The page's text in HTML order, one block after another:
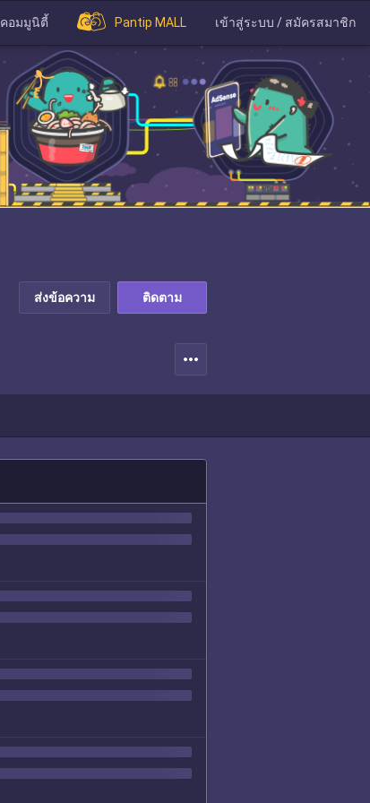
คอมมูนิตี้ Pantip MALL เข้าสู่ระบบ / สมัครสมาชิก
ส่งข้อความ ติดตาม
more_horiz